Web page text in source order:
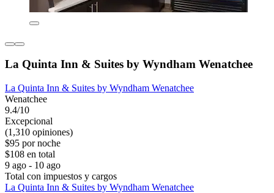
La Quinta Inn & Suites by Wyndham Wenatchee
La Quinta Inn & Suites by Wyndham Wenatchee
Wenatchee
9.4/10
Excepcional
(1,310 opiniones)
$95 por noche
$108 en total
9 ago - 10 ago
Total con impuestos y cargos
La Quinta Inn & Suites by Wyndham Wenatchee